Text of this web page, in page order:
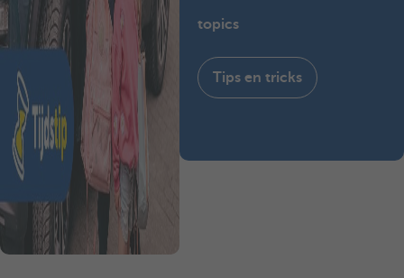
topics
Tips en tricks